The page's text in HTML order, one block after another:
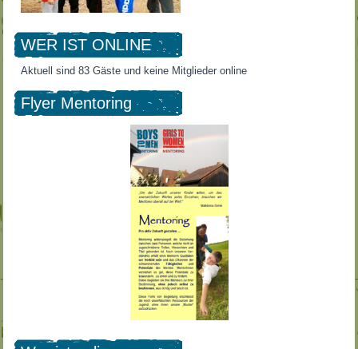
WER IST ONLINE
Aktuell sind 83 Gäste und keine Mitglieder online
Flyer Mentoring